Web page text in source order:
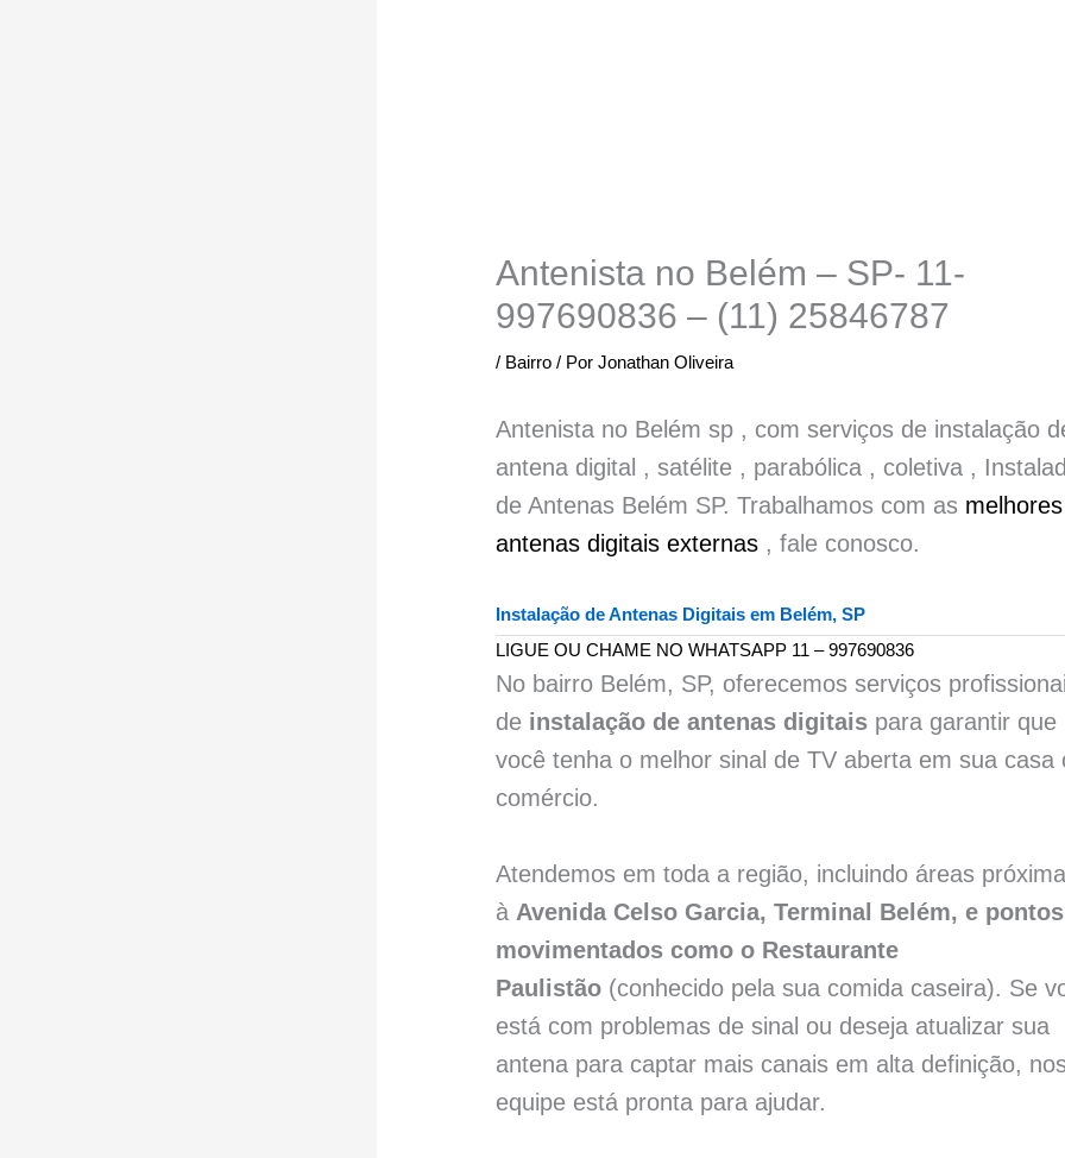
Antenista no Belém – SP- 11-
997690836 – (11) 25846787
/ Bairro / PorJonathan Oliveira
Antenista no Belém sp , com serviços de instalação
antena digital , satélite , parabólica , coletiva ,
de Antenas Belém SP. Trabalhamos com as melhores
antenas digitais externas , fale conosco.
Instalação de Antenas Digitais em Belém, SP
LIGUE OU CHAME NO WHATSAPP 11 – 997690836
No bairro Belém, SP, oferecemos serviços
de instalação de antenas digitais para garantir que
você tenha o melhor sinal de TV aberta em sua casa
comércio.
Atendemos em toda a região, incluindo áreas
à Avenida Celso Garcia, Terminal Belém, e pontos
movimentados como o Restaurante
Paulistão (conhecido pela sua comida caseira). Se
está com problemas de sinal ou deseja atualizar sua
antena para captar mais canais em alta definição,
equipe está pronta para ajudar.